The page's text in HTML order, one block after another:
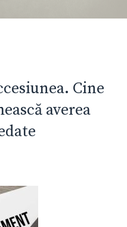
Cine
averea